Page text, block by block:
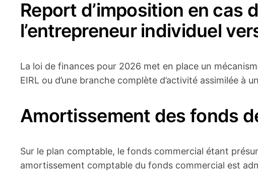
Report d’imposition en
l’entrepreneur individuel
La loi de finances pour 2026 met en place un
EIRL ou d’une branche complète d’activité assimilée à
Amortissement des fonds
Sur le plan comptable, le fonds commercial étant
amortissement comptable du fonds commercial est